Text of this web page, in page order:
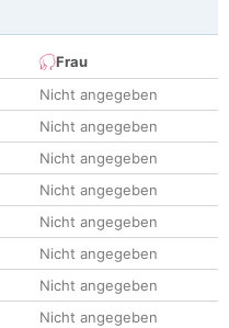
Frau
Nicht angegeben
Nicht angegeben
Nicht angegeben
Nicht angegeben
Nicht angegeben
Nicht angegeben
Nicht angegeben
Nicht angegeben